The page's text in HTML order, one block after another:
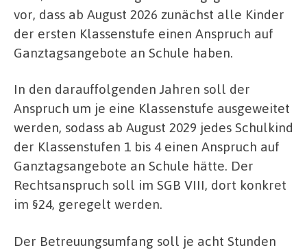
vor, dass ab August 2026 zunächst alle Kinder
der ersten Klassenstufe einen Anspruch auf
Ganztagsangebote an Schule haben.
In den darauffolgenden Jahren soll der
Anspruch um je eine Klassenstufe ausgeweitet
werden, sodass ab August 2029 jedes Schulkind
der Klassenstufen 1 bis 4 einen Anspruch auf
Ganztagsangebote an Schule hätte. Der
Rechtsanspruch soll im SGB VIII, dort konkret
im §24, geregelt werden.
Der Betreuungsumfang soll je acht Stunden